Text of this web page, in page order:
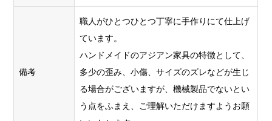
備考
職人がひとつひとつ丁寧に手作りにて仕上げ
ています。
ハンドメイドのアジアン家具の特徴として、
多少の歪み、小傷、サイズのズレなどが生じ
る場合がございますが、機械製品でないとい
う点をふまえ、ご理解いただけますようお願